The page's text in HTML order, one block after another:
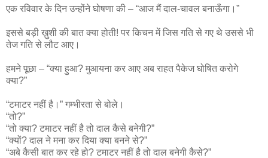
एक रविवार के दिन उन्होंने घोषणा की – “आज मैं दाल-चावल बनाऊँगा।”
इससे बड़ी ख़ुशी की बात क्या होती! पर किचन में जिस गति से गए थे उससे भी
तेज गति से लौट आए।
हमने पूछा – “क्या हुआ? मुआयना कर आए अब राहत पैकेज घोषित करोगे
क्या?”
“टमाटर नहीं है।” गम्भीरता से बोले।
“तो?”
“तो क्या? टमाटर नहीं है तो दाल कैसे बनेगी?”
“क्यों? दाल ने मना कर दिया क्या बनने से?”
“अबे कैसी बात कर रहे हो? टमाटर नहीं है तो दाल बनेगी कैसे?”